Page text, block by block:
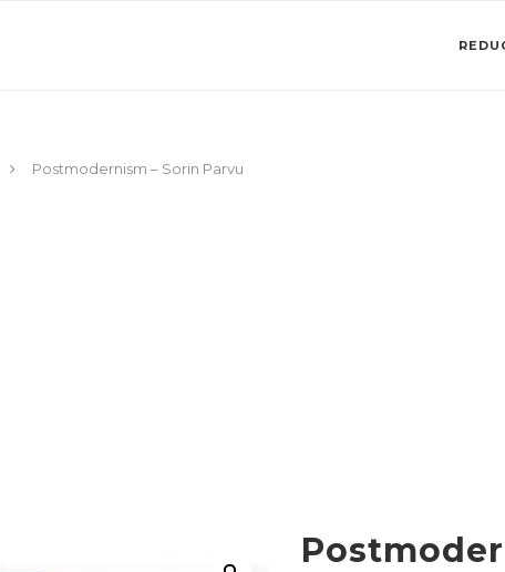
Postmodernism – Sorin Parvu